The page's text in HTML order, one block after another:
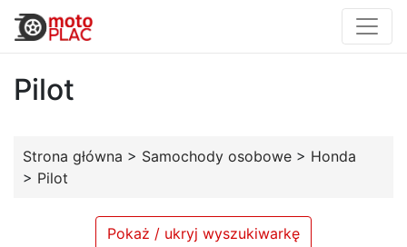
Pilot
Strona główna > Samochody osobowe > Honda
> Pilot
Pokaż / ukryj wyszukiwarkę